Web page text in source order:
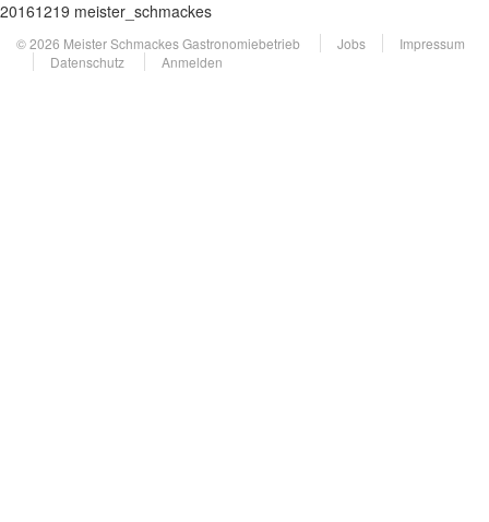
20161219 meister_schmackes
© 2026 Meister Schmackes Gastronomiebetrieb Jobs
Impressum
Datenschutz
Anmelden